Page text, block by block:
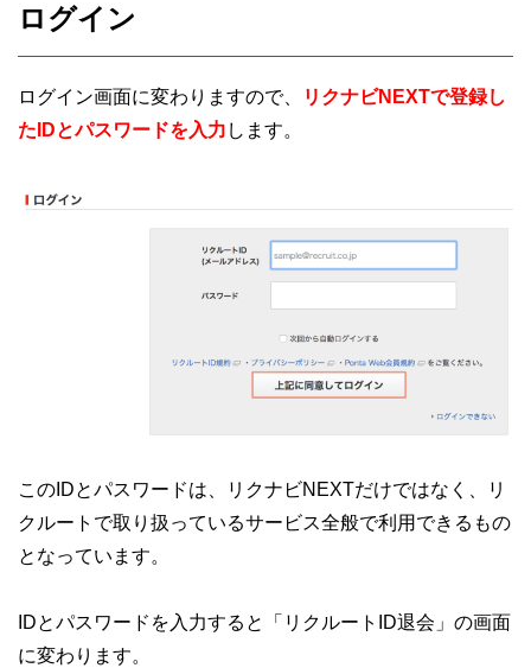
ログイン
ログイン画面に変わりますので、
リクナビNEXTで登録し
たIDとパスワードを入力 します。
このIDとパスワードは、リクナビNEXTだけではなく、リ
クルートで取り扱っているサービス全般で利用できるもの
となっています。
IDとパスワードを入力すると「リクルートID退会」の画面
に変わります。